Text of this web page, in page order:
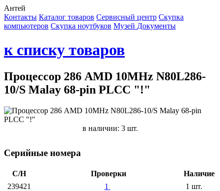
Антей
Контакты Каталог товаров Сервисный центр Cкупка
компьютеров Cкупка ноутбуков Музей Документы
к списку товаров
Процессор 286 AMD 10MHz N80L286-
10/S Malay 68-pin PLCC "!"
в наличии: 3 шт.
Серийные номера
С/Н Проверки
Наличие
239421
1 1 шт.